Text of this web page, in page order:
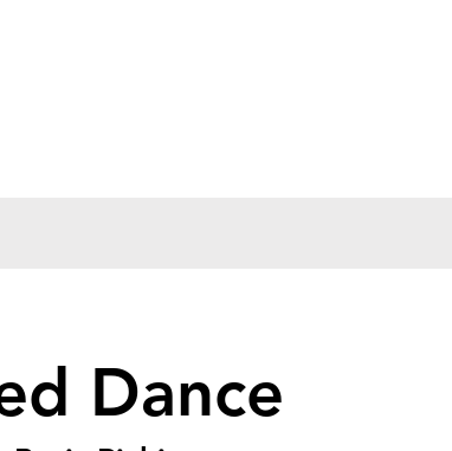
Dance